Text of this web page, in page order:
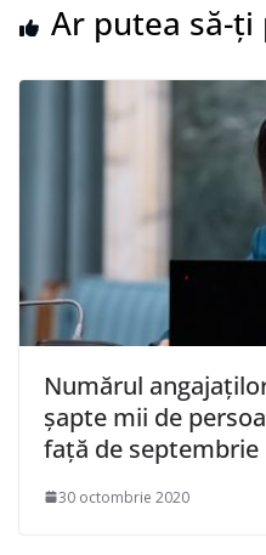
Ar putea să-ți
Numărul
șapte mii de
față de septembrie
30 octombrie 2020